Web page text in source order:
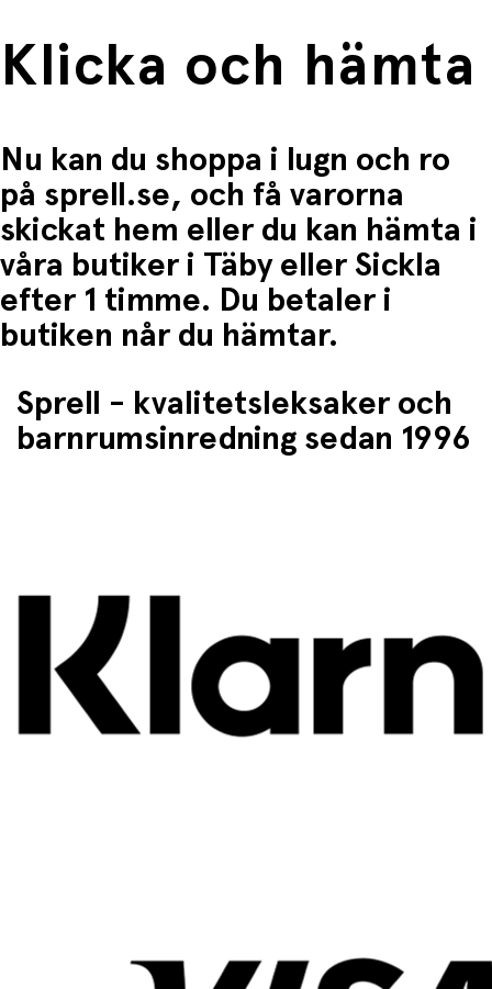
Klicka och hämta
Nu kan du shoppa i lugn och ro
på sprell.se, och få varorna
skickat hem eller du kan hämta i
våra butiker i Täby eller Sickla
efter 1 timme. Du betaler i
butiken når du hämtar.
Sprell - kvalitetsleksaker och
barnrumsinredning sedan 1996